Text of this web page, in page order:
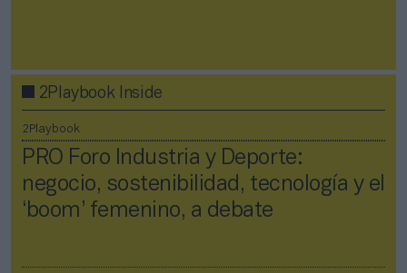
2Playbook Inside
2Playbook
PRO Foro Industria y Deporte:
negocio, sostenibilidad, tecnología y el
‘boom’ femenino, a debate